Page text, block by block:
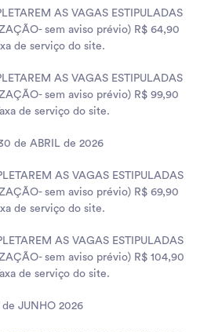
AS VAGAS ESTIPULADAS
sem aviso prévio) R$ 64,90
de serviço do site.
AS VAGAS ESTIPULADAS
sem aviso prévio) R$ 99,90
de serviço do site.
de ABRIL de 2026
AS VAGAS ESTIPULADAS
sem aviso prévio) R$ 69,90
de serviço do site.
AS VAGAS ESTIPULADAS
sem aviso prévio) R$ 104,90
de serviço do site.
JUNHO 2026